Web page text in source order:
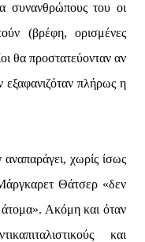
συνανθρώπους του οι
(βρέφη, ορισμένες
θα προστατεύονταν αν
εξαφανιζόταν πλήρως η
χωρίς ίσως
Θάτσερ «δεν
Ακόμη και όταν
και